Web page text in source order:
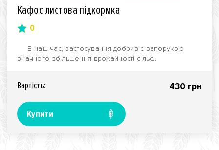
Кафос листова підкормка
0
В наш час, застосування добрив є запорукою
значного збільшення врожайності сільс..
Вартiсть: 430 грн
Купити